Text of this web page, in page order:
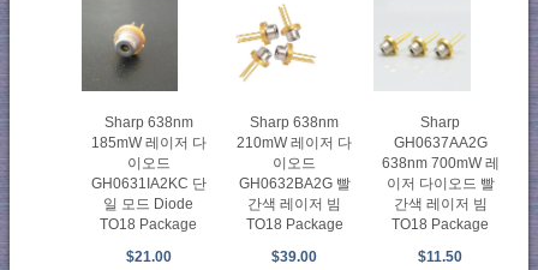
Sharp 638nm
185mW 레이저 다
이오드
GH0631IA2KC 단
일 모드 Diode
TO18 Package
$21.00
Sharp 638nm
210mW 레이저 다
이오드
GH0632BA2G 빨
간색 레이저 빔
TO18 Package
$39.00
Sharp
GH0637AA2G
638nm 700mW 레
이저 다이오드 빨
간색 레이저 빔
TO18 Package
$11.50